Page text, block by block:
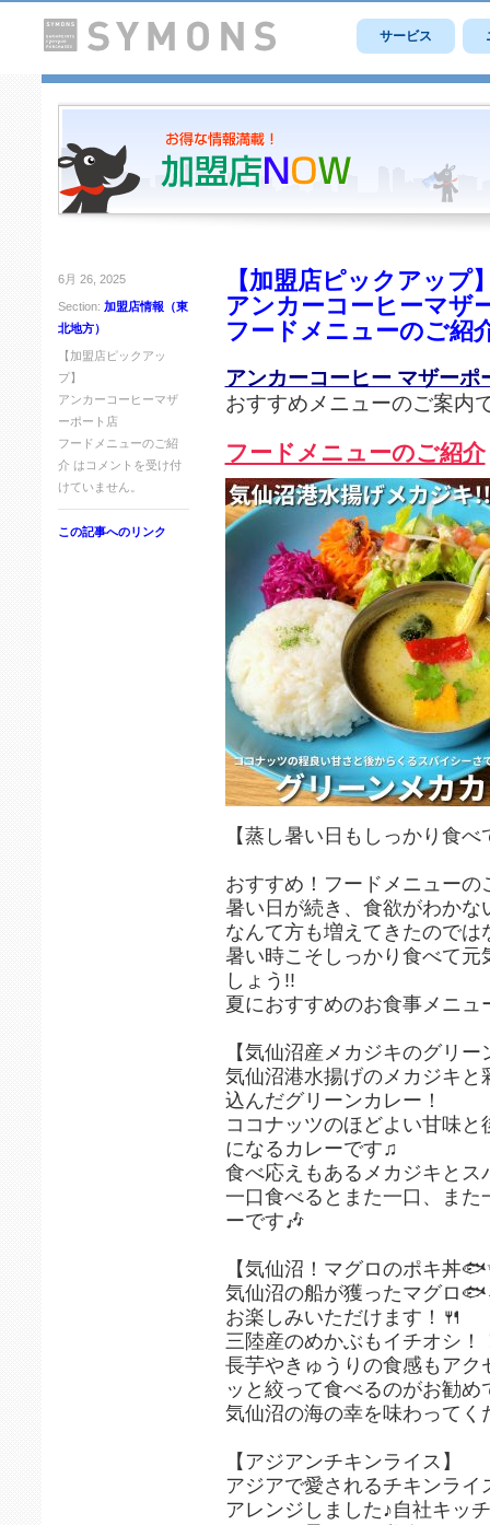
サービス
6月 26, 2025
Section: 加盟店情報（東
北地方）
【加盟店ピックアッ
プ】
アンカーコーヒーマザ
ーポート店
フードメニューのご紹
介 は コメントを受け付
けていません。
この記事へのリンク
【加盟店ピックアップ
アンカーコーヒーマザ
フードメニューのご紹
アンカーコーヒー マザーポ
おすすめメニューのご案内
フードメニューのご紹介
【蒸し暑い日もしっかり食
おすすめ！フードメニュー
暑い日が続き、食欲がわかな
なんて方も増えてきたのでは
暑い時こそしっかり食べて元
しょう!!
夏におすすめのお食事メニ
【気仙沼産メカジキのグリ
気仙沼港水揚げのメカジキ
込んだグリーンカレー！
ココナッツのほどよい甘味
になるカレーです♫
食べ応えもあるメカジキとス
一口食べるとまた一口、ま
ーです🎶
【気仙沼！マグロのポキ丼
気仙沼の船が獲ったマグロ
お楽しみいただけます！🍴
三陸産のめかぶもイチオシ！
長芋やきゅうりの食感もア
ッと絞って食べるのがお勧め
気仙沼の海の幸を味わってく
【アジアンチキンライス】
アジアで愛されるチキンラ
アレンジしました♪自社キッ